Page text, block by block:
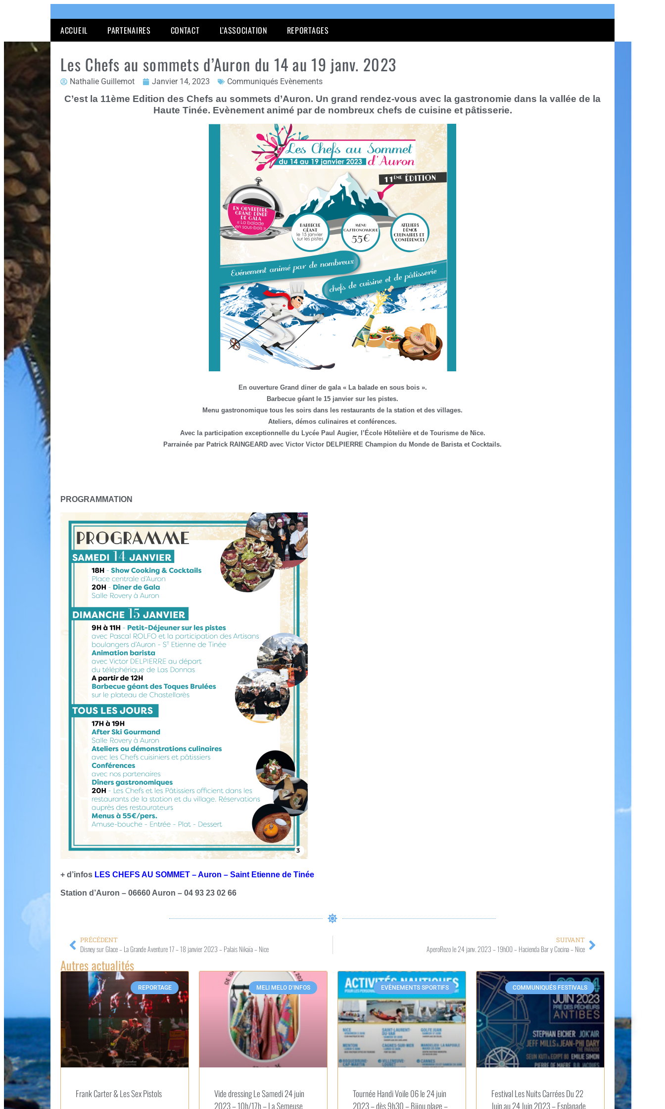
ACCUEIL PARTENAIRES CONTACT L’ASSOCIATION REPORTAGES
Les Chefs au sommets d’Auron du 14 au 19 janv. 2023
Nathalie Guillemot Janvier 14, 2023 Communiqués Evènements
C’est la 11ème Edition des Chefs au sommets d’Auron. Un grand rendez-vous avec la gastronomie dans la vallée de la
Haute Tinée. Evènement animé par de nombreux chefs de cuisine et pâtisserie.
En ouverture Grand diner de gala « La balade en sous bois ».
Barbecue géant le 15 janvier sur les pistes.
Menu gastronomique tous les soirs dans les restaurants de la station et des villages.
Ateliers, démos culinaires et conférences.
Avec la participation exceptionnelle du Lycée Paul Augier, l’École Hôtelière et de Tourisme de Nice.
Parrainée par Patrick RAINGEARD avec Victor Victor DELPIERRE Champion du Monde de Barista et Cocktails.
PROGRAMMATION
+ d’infos LES CHEFS AU SOMMET – Auron – Saint Etienne de Tinée
Station d’Auron – 06660 Auron – 04 93 23 02 66
PRÉCÉDENT
Disney sur Glace – La Grande Aventure 17 – 18 janvier 2023 – Palais Nikaïa – Nice
SUIVANT
AperoRezo le 24 janv. 2023 – 19h00 – Hacienda Bar y Cocina – Nice
Autres actualités
REPORTAGE
Frank Carter & Les Sex Pistols
MELI MELO D'INFOS
Vide dressing Le Samedi 24 juin
2023 – 10h/17h – La Semeuse
EVÈNEMENTS SPORTIFS
Tournée Handi Voile 06 le 24 juin
2023 – dès 9h30 – Bijou plage –
COMMUNIQUÉS FESTIVALS
Festival Les Nuits Carrées Du 22
Juin au 24 Juin 2023 – Esplanade